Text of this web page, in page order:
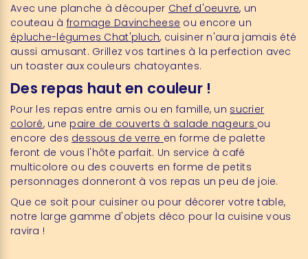
Avec une planche à découper Chef d'oeuvre, un
couteau à fromage Davincheese ou encore un
épluche-légumes Chat'pluch, cuisiner n'aura jamais été
aussi amusant. Grillez vos tartines à la perfection avec
un toaster aux couleurs chatoyantes.
Des repas haut en couleur !
Pour les repas entre amis ou en famille, un sucrier
coloré, une paire de couverts à salade nageurs ou
encore des dessous de verre en forme de palette
feront de vous l'hôte parfait. Un service à café
multicolore ou des couverts en forme de petits
personnages donneront à vos repas un peu de joie.
Que ce soit pour cuisiner ou pour décorer votre table,
notre large gamme d'objets déco pour la cuisine vous
ravira !